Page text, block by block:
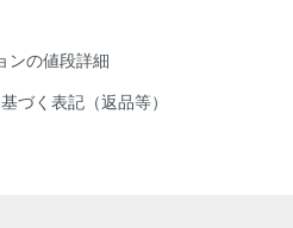
ンの値段詳細
づく表記（返品等）